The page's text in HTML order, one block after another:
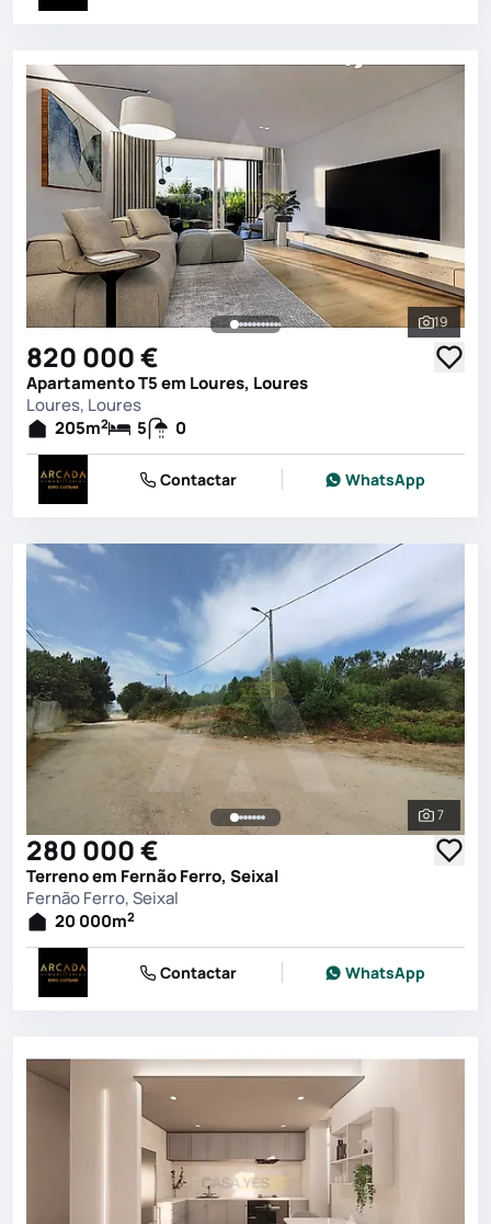
Ver
19
820 000 €
Apartamento T5 em Loures, Loures
Loures, Loures
205m2 5 0
Contactar WhatsApp
Ver
7
280 000 €
Terreno em Fernão Ferro, Seixal
Fernão Ferro, Seixal
20 000m2
Contactar WhatsApp